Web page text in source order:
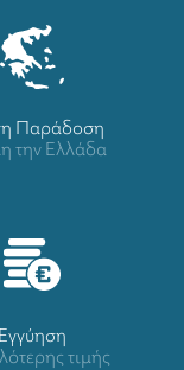
Παράδοση
την Ελλάδα
Eγγύηση
τιμής